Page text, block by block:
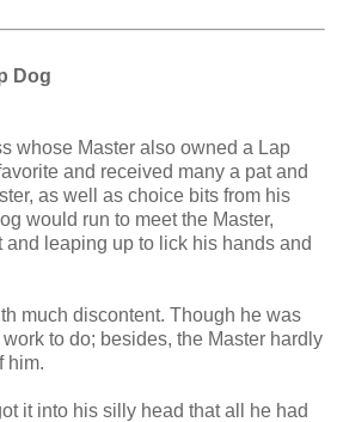
Dog
whose Master also owned a Lap
and received many a pat and
as well as choice bits from his
would run to meet the Master,
leaping up to lick his hands and
much discontent. Though he was
to do; besides, the Master hardly
him.
it into his silly head that all he had